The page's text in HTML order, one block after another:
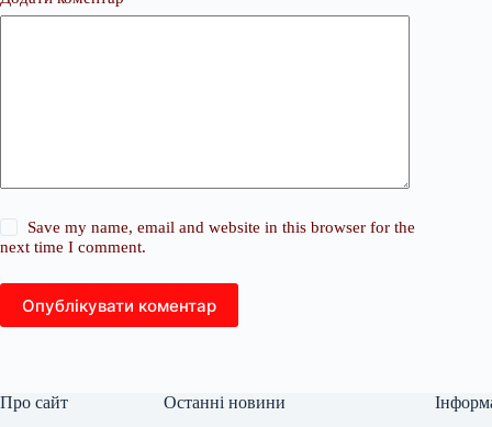
Save my name, email and website in this browser for the
next time I comment.
Опублікувати коментар
Про сайт Останні новини